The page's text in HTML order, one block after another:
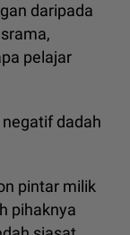
daripada
pelajar
dadah
pintar milik
pihaknya